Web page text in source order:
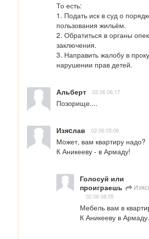
То есть:
1. Подать иск в суд о
пользования жильём.
2. Обратиться в органы
заключения.
3. Направить жалобу в
нарушении прав детей.
Альберт 02.06 06:17
Позорище....
Изяcлав 02.06 05:06
Может, вам квартиру надо?
К Аникееву - в Армаду!
Голосуй или
проиграешь
02.06 08:55
Мебель вам в
К Аникееву в Армаду.